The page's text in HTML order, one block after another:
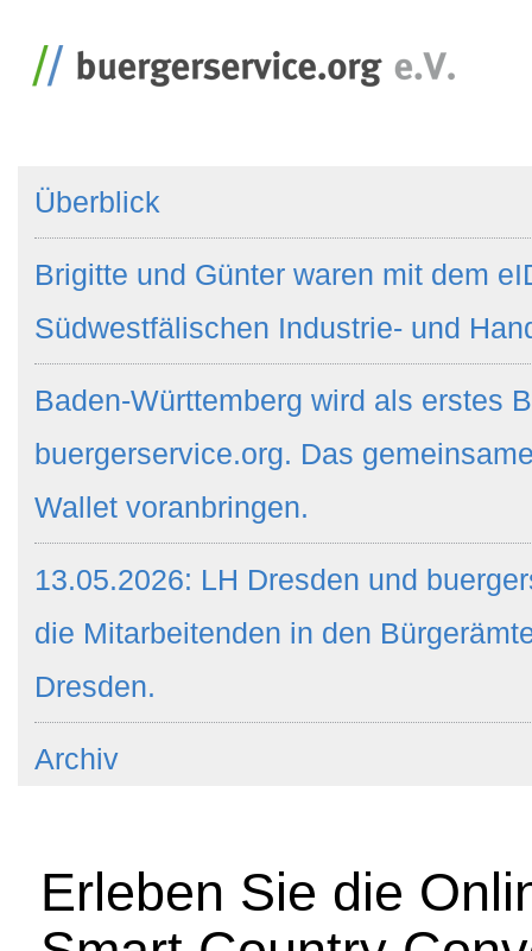
Überblick
Brigitte und Günter waren mit dem
Südwestfälischen Industrie- und
Baden-Württemberg wird als erstes
buergerservice.org. Das
Wallet voranbringen.
13.05.2026: LH Dresden und
die Mitarbeitenden in den
Dresden.
Archiv
Erleben Sie die